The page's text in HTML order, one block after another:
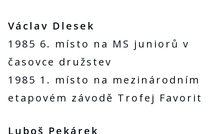
Václav Dlesek
1985 6. místo na MS juniorů v
časovce družstev
1985 1. místo na mezinárodním
etapovém závodě Trofej Favorit
Luboš Pekárek